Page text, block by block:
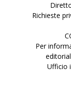
Richieste
Per
Ufficio